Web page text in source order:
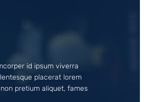
id ipsum viverra
placerat lorem
pretium aliquet, fames